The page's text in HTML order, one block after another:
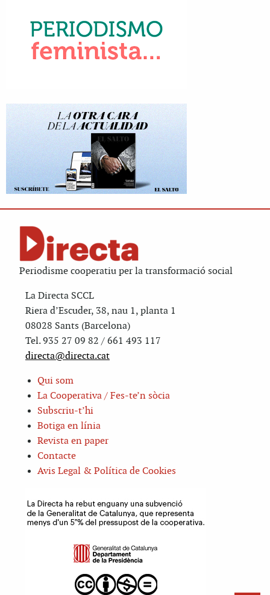
Periodisme cooperatiu per la transformació social
La Directa SCCL
Riera d’Escuder, 38, nau 1, planta 1
08028 Sants (Barcelona)
Tel. 935 27 09 82 / 661 493 117
directa@directa.cat
Qui som
La Cooperativa / Fes-te’n sòcia
Subscriu-t’hi
Botiga en línia
Revista en paper
Contacte
Avis Legal & Política de Cookies